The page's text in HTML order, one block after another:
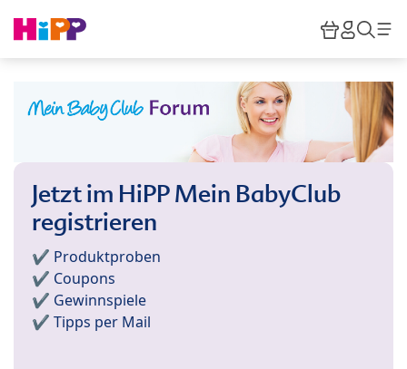
HiPP
Jetzt im HiPP Mein BabyClub
registrieren
✔️ Produktproben
✔️ Coupons
✔️ Gewinnspiele
✔️ Tipps per Mail